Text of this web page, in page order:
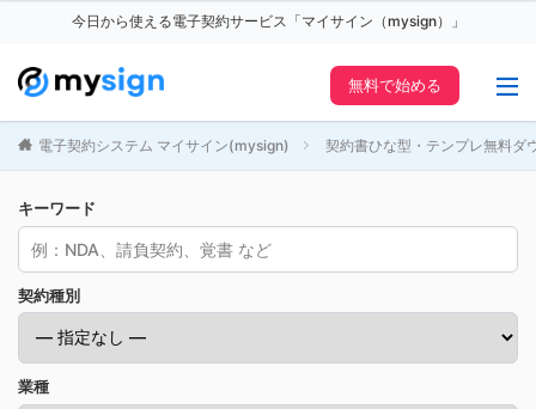
今日から使える電子契約サービス「マイサイン（mysign）」
無料で始める
電子契約システム マイサイン(mysign) 契約書ひな型・テンプレ無料ダ
キーワード
契約種別
業種